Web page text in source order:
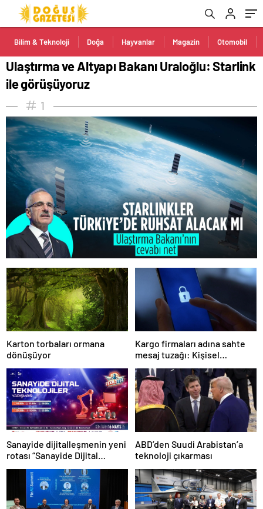
Bilim & Teknoloji Doğa Hayvanlar Magazin Otomobil
Ulaştırma ve Altyapı Bakanı Uraloğlu: Starlink
ile görüşüyoruz
1
Karton torbaları ormana
dönüşüyor
Kargo firmaları adına sahte
mesaj tuzağı: Kişisel
bilgileriniz tehlikede!
Sanayide dijitalleşmenin yeni
rotası “Sanayide Dijital
Teknolojiler Yarışması” ile
belirleniyor!
ABD’den Suudi Arabistan’a
teknoloji çıkarması